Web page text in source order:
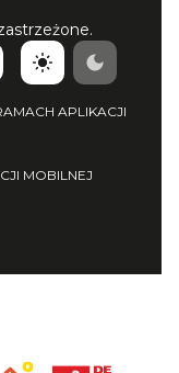
APLIKACJI
MOBILNEJ